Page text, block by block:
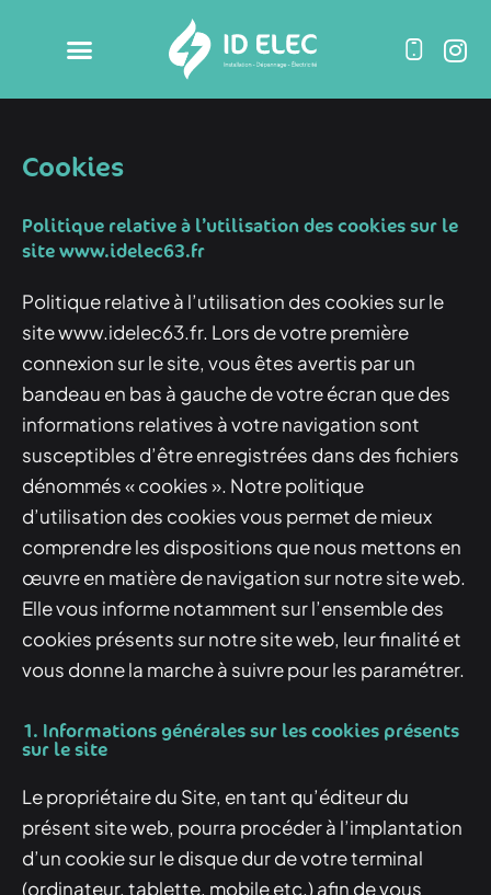
Cookies
Politique relative à l’utilisation des cookies sur le
site www.idelec63.fr
Politique relative à l’utilisation des cookies sur le
site www.idelec63.fr. Lors de votre première
connexion sur le site, vous êtes avertis par un
bandeau en bas à gauche de votre écran que des
informations relatives à votre navigation sont
susceptibles d’être enregistrées dans des fichiers
dénommés « cookies ». Notre politique
d’utilisation des cookies vous permet de mieux
comprendre les dispositions que nous mettons en
œuvre en matière de navigation sur notre site web.
Elle vous informe notamment sur l’ensemble des
cookies présents sur notre site web, leur finalité et
vous donne la marche à suivre pour les paramétrer.
1. Informations générales sur les cookies présents
sur le site
Le propriétaire du Site, en tant qu’éditeur du
présent site web, pourra procéder à l’implantation
d’un cookie sur le disque dur de votre terminal
(ordinateur, tablette, mobile etc.) afin de vous